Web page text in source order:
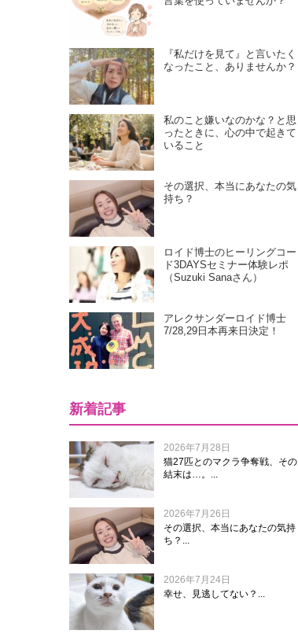
『私だけを見て』と言いたく
なったこと、ありませんか？
私のこと嫌いなのかな？と思
ったときに、心の中で起きて
いること
その選択、本当にあなたの気
持ち？
ロイド博士のヒーリングコー
ド3DAYSセミナー体験レポ
（Suzuki Sanaさん）
アレクサンダーロイド博士
7/28,29日本再来日決定！
新着記事
2026年7月28日
猫27匹とのマクラ争奪戦、その
結末は…。...
2026年7月26日
その選択、本当にあなたの気持
ち？...
2026年7月24日
幸せ、見逃してない？...